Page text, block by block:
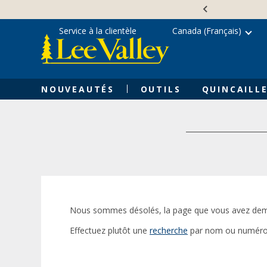
content
NOUVEAUTÉS OUTILS
Service à la clientèle Canada (Français)
Nous sommes désolés, la page que vous avez
Effectuez plutôt une recherche par nom ou